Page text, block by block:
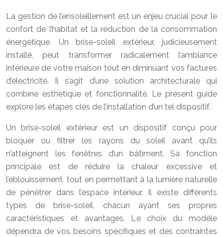
La gestion de l’ensoleillement est un enjeu crucial pour le
confort de l’habitat et la réduction de la consommation
énergétique. Un brise-soleil extérieur, judicieusement
installé, peut transformer radicalement l’ambiance
intérieure de votre maison tout en diminuant vos factures
d’électricité. Il s’agit d’une solution architecturale qui
combine esthétique et fonctionnalité. Le présent guide
explore les étapes clés de l’installation d’un tel dispositif.
Un brise-soleil extérieur est un dispositif conçu pour
bloquer ou filtrer les rayons du soleil avant qu’ils
n’atteignent les fenêtres d’un bâtiment. Sa fonction
principale est de réduire la chaleur excessive et
l’éblouissement, tout en permettant à la lumière naturelle
de pénétrer dans l’espace intérieur. Il existe différents
types de brise-soleil, chacun ayant ses propres
caractéristiques et avantages. Le choix du modèle
dépendra de vos besoins spécifiques et des contraintes